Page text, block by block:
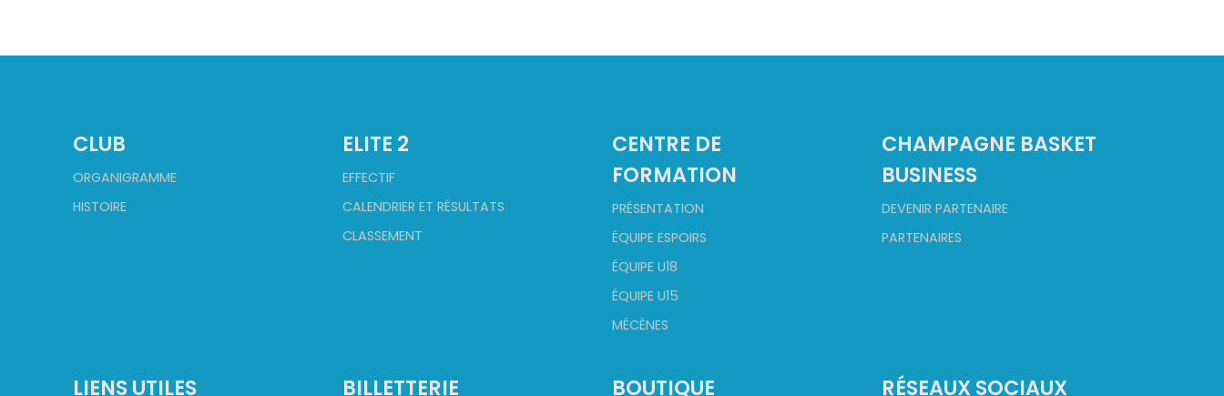
CLUB
ORGANIGRAMME
HISTOIRE
ELITE 2
EFFECTIF
CALENDRIER ET RÉSULTATS
CLASSEMENT
CENTRE DE
FORMATION
PRÉSENTATION
ÉQUIPE ESPOIRS
ÉQUIPE U18
ÉQUIPE U15
MÉCÈNES
CHAMPAGNE BASKET
BUSINESS
DEVENIR PARTENAIRE
PARTENAIRES
LIENS UTILES BILLETTERIE BOUTIQUE RÉSEAUX SOCIAUX